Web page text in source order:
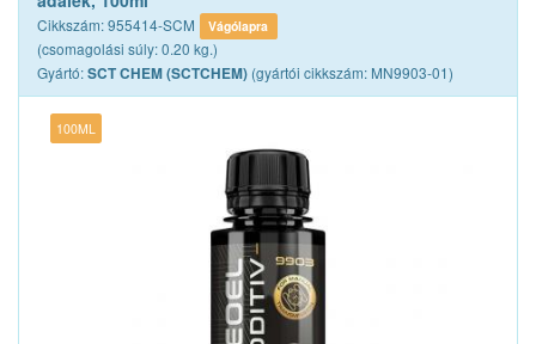
Cikkszám: 955414-SCM Vágólapra
(csomagolási súly: 0.20 kg.)
Gyártó:SCT CHEM (SCTCHEM) (gyártói cikkszám: MN9903-01)
100ML